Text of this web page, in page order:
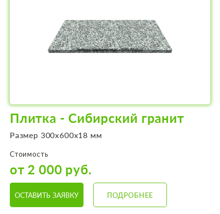
Плитка - Сибирский гранит
Размер 300х600х18 мм
Стоимость
от 2 000 руб.
ОСТАВИТЬ ЗАЯВКУ ПОДРОБНЕЕ